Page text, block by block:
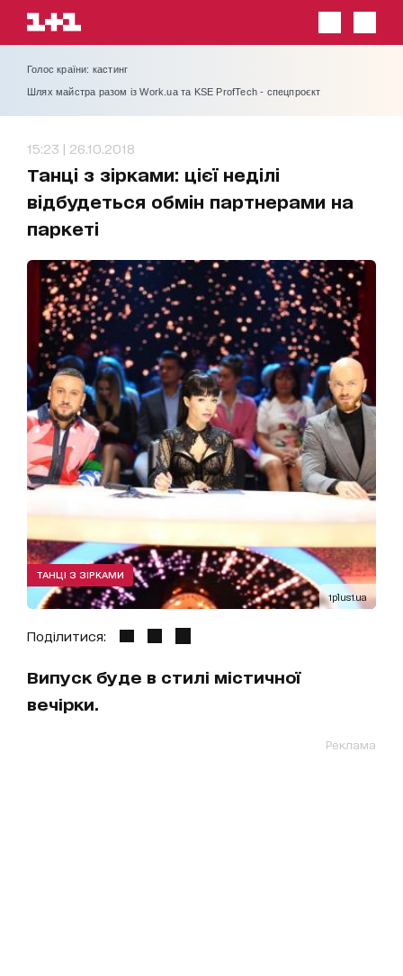
Голос країни: кастинг
Шлях майстра разом із Work.ua та KSE ProfTech - спецпроєкт
15:23 | 26.10.2018
Танці з зірками: цієї неділі
відбудеться обмін партнерами на
паркеті
1plus1.ua
ТАНЦІ З ЗІРКАМИ
Поділитися:
Випуск буде в стилі містичної
вечірки.
Реклама